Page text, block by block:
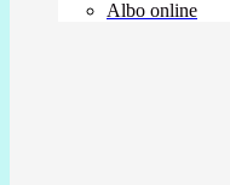
Albo online